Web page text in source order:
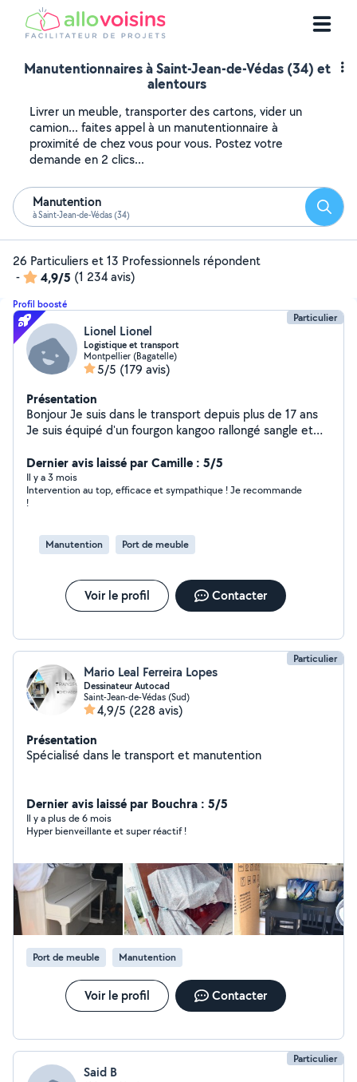
Manutentionnaires à Saint-Jean-de-Védas (34) et
alentours
Livrer un meuble, transporter des cartons, vider un
camion... faites appel à un manutentionnaire à
proximité de chez vous pour vous. Postez votre
demande en 2 clics...
Manutention
à Saint-Jean-de-Védas (34)
26 Particuliers et 13 Professionnels répondent
-
4,9/5 (1 234 avis)
Profil boosté
Particulier
Lionel Lionel
Logistique et transport
Montpellier (Bagatelle)
5/5 (179 avis)
Présentation
Bonjour Je suis dans le transport depuis plus de 17 ans
Je suis équipé d'un fourgon kangoo rallongé sangle et
Dernier avis laissé par Camille : 5/5
Il y a 3 mois
Intervention au top, efficace et sympathique ! Je recommande
!
Manutention Port de meuble
Voir le profil Contacter
Particulier
Mario Leal Ferreira Lopes
Dessinateur Autocad
Saint-Jean-de-Védas (Sud)
4,9/5 (228 avis)
Présentation
Spécialisé dans le transport et manutention
Dernier avis laissé par Bouchra : 5/5
Il y a plus de 6 mois
Hyper bienveillante et super réactif !
Port de meuble Manutention
Voir le profil Contacter
Particulier
Said B